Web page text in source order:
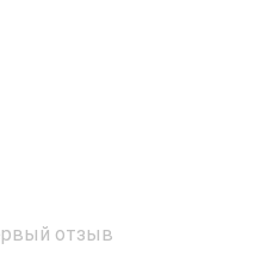
отзыв